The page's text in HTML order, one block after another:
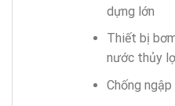
dựng lớn
Thiết bị
nước thủy
Chống